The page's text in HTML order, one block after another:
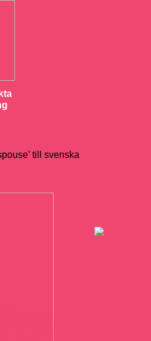
till svenska